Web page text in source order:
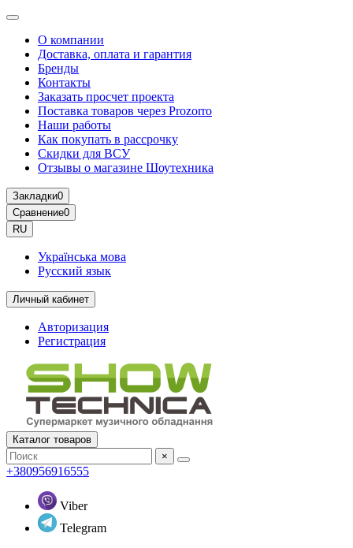
О компании
Доставка, оплата и гарантия
Бренды
Контакты
Заказать просчет проекта
Поставка товаров через Prozorro
Наши работы
Как покупать в рассрочку
Скидки для ВСУ
Отзывы о магазине Шоутехника
Закладки0
Сравнение0
RU
Українська мова
Русский язык
Личный кабинет
Авторизация
Регистрация
Каталог товаров
×
+380956916555
Viber
Telegram